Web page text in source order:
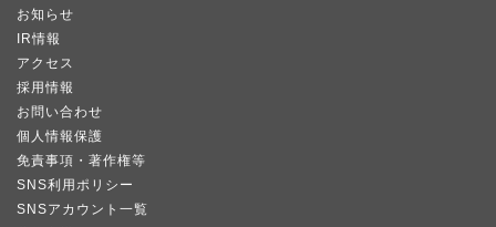
お知らせ
IR情報
アクセス
採用情報
お問い合わせ
個人情報保護
免責事項・著作権等
SNS利用ポリシー
SNSアカウント一覧